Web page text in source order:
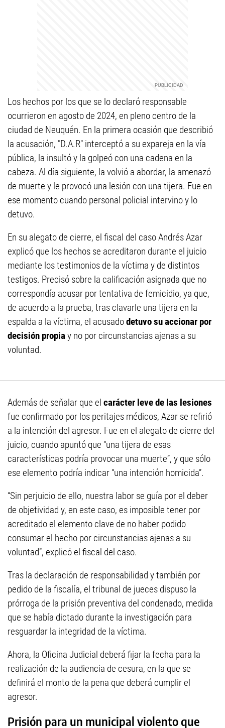
Los hechos por los que se lo declaró responsable
ocurrieron en agosto de 2024, en pleno centro de la
ciudad de Neuquén. En la primera ocasión que describió
la acusación, "D.A.R" interceptó a su expareja en la vía
pública, la insultó y la golpeó con una cadena en la
cabeza. Al día siguiente, la volvió a abordar, la amenazó
de muerte y le provocó una lesión con una tijera. Fue en
ese momento cuando personal policial intervino y lo
detuvo.
En su alegato de cierre, el fiscal del caso Andrés Azar
explicó que los hechos se acreditaron durante el juicio
mediante los testimonios de la víctima y de distintos
testigos. Precisó sobre la calificación asignada que no
correspondía acusar por tentativa de femicidio, ya que,
de acuerdo a la prueba, tras clavarle una tijera en la
espalda a la víctima, el acusadodetuvo su accionar por
decisión propiay no por circunstancias ajenas a su
voluntad.
Además de señalar que el carácter leve de las lesiones
fue confirmado por los peritajes médicos, Azar se refirió
a la intención del agresor. Fue en el alegato de cierre del
juicio, cuando apuntó que “una tijera de esas
características podría provocar una muerte”, y que sólo
ese elemento podría indicar “una intención homicida”.
“Sin perjuicio de ello, nuestra labor se guía por el deber
de objetividad y, en este caso, es imposible tener por
acreditado el elemento clave de no haber podido
consumar el hecho por circunstancias ajenas a su
voluntad”, explicó el fiscal del caso.
Tras la declaración de responsabilidad y también por
pedido de la fiscalía, el tribunal de jueces dispuso la
prórroga de la prisión preventiva del condenado, medida
que se había dictado durante la investigación para
resguardar la integridad de la víctima.
Ahora, la Oficina Judicial deberá fijar la fecha para la
realización de la audiencia de cesura, en la que se
definirá el monto de la pena que deberá cumplir el
agresor.
Prisión para un municipal violento que